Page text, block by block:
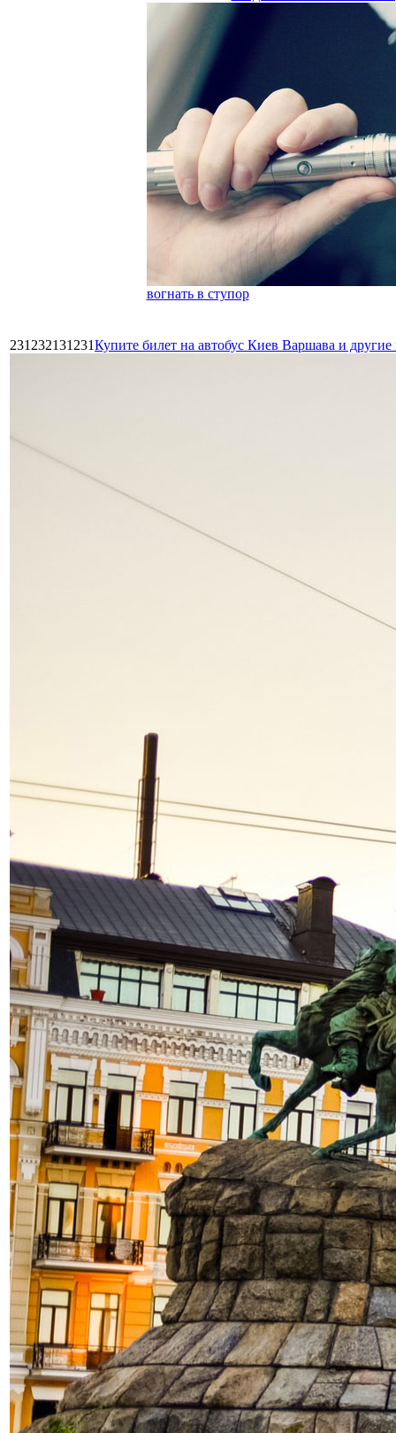
вогнать в ступор
231232131231Купите билет на автобус Киев Варшава и